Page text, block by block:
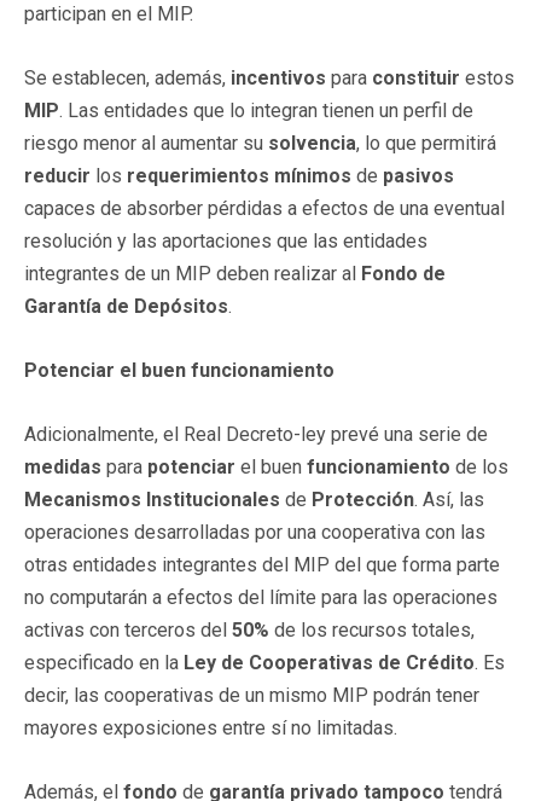
participan en el MIP.
Se establecen, además, incentivos para constituir estos
MIP. Las entidades que lo integran tienen un perfil de
riesgo menor al aumentar su solvencia, lo que permitirá
reducir los requerimientos mínimos de pasivos
capaces de absorber pérdidas a efectos de una eventual
resolución y las aportaciones que las entidades
integrantes de un MIP deben realizar al Fondo de
Garantía de Depósitos.
Potenciar el buen funcionamiento
Adicionalmente, el Real Decreto-ley prevé una serie de
medidas para potenciar el buen funcionamiento de los
Mecanismos Institucionales de Protección. Así, las
operaciones desarrolladas por una cooperativa con las
otras entidades integrantes del MIP del que forma parte
no computarán a efectos del límite para las operaciones
activas con terceros del 50% de los recursos totales,
especificado en la Ley de Cooperativas de Crédito. Es
decir, las cooperativas de un mismo MIP podrán tener
mayores exposiciones entre sí no limitadas.
Además, el fondo de garantía privado tampoco tendrá